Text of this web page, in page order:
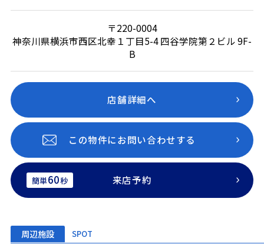
〒220-0004
神奈川県横浜市西区北幸１丁目5-4 四谷学院第２ビル 9F-
B
店舗詳細へ
この物件にお問い合わせする
簡単60秒 来店予約
周辺施設 SPOT